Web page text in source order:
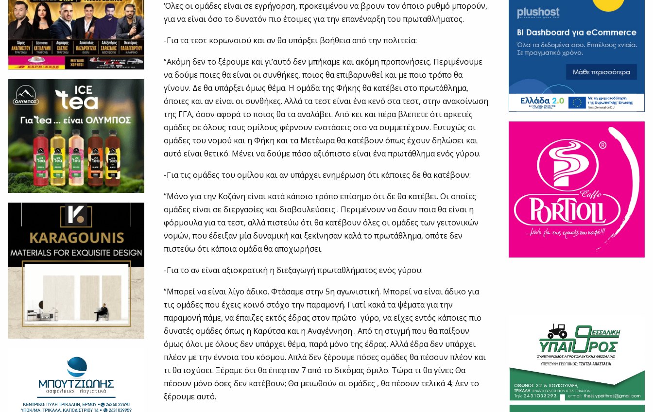
‘Ολες οι ομάδες είναι σε εγρήγορση, προκειμένου να βρουν τον όποιο ρυθμό μπορούν,
για να είναι όσο το δυνατόν πιο έτοιμες για την επανέναρξη του πρωταθλήματος.
-Για τα τεστ κορωνοιού και αν θα υπάρξει βοήθεια από την πολιτεία:
“Ακόμη δεν το ξέρουμε και γι’αυτό δεν μπήκαμε και ακόμη προπονήσεις. Περιμένουμε
να δούμε ποιες θα είναι οι συνθήκες, ποιος θα επιβαρυνθεί και με ποιο τρόπο θα
γίνουν. Δε θα υπάρξει όμως θέμα. Η ομάδα της Φήκης θα κατέβει στο πρωτάθλημα,
όποιες και αν είναι οι συνθήκες. Αλλά τα τεστ είναι ένα κενό στα τεστ, στην ανακοίνωση
της ΓΓΑ, όσον αφορά το ποιος θα τα αναλάβει. Από κει και πέρα βλεπετε ότι αρκετές
ομάδες σε όλους τους ομίλους φέρνουν ενστάσεις στο να συμμετέχουν. Ευτυχώς οι
ομάδες του νομού και η Φήκη και τα Μετέωρα θα κατέβουν όπως έχουν δηλώσει και
αυτό είναι θετικό. Μένει να δούμε πόσο αξιόπιστο είναι ένα πρωτάθλημα ενός γύρου.
-Για τις ομάδες του ομίλου και αν υπάρχει ενημέρωση ότι κάποιες δε θα κατέβουν:
“Μόνο για την Κοζάνη είναι κατά κάποιο τρόπο επίσημο ότι δε θα κατέβει. Οι οποίες
ομάδες είναι σε διεργασίες και διαβουλεύσεις . Περιμένουν να δουν ποια θα είναι η
φόρμουλα για τα τεστ, αλλά πιστεύω ότι θα κατέβουν όλες οι ομάδες των γειτονικών
νομών, που έδειξαν μία δυναμική και ξεκίνησαν καλά το πρωτάθλημα, οπότε δεν
πιστεύω ότι κάποια ομάδα θα αποχωρήσει.
-Για το αν είναι αξιοκρατική η διεξαγωγή πρωταθλήματος ενός γύρου:
“Μπορεί να είναι λίγο άδικο. Φτάσαμε στην 5η αγωνιστική. Μπορεί να είναι άδικο για
τις ομάδες που έχεις κοινό στόχο την παραμονή. Γιατί κακά τα ψέματα για την
παραμονή πάμε, να έπαιζες εκτός έδρας στον πρώτο γύρο, να είχες εντός κάποιες πιο
δυνατές ομάδες όπως η Καρύτσα και η Αναγέννηση . Από τη στιγμή που θα παίξουν
όμως όλοι με όλους δεν υπάρχει θέμα, παρά μόνο της έδρας. Αλλά έδρα δεν υπάρχει
πλέον με την έννοια του κόσμου. Απλά δεν ξέρουμε πόσες ομάδες θα πέσουν πλέον και
τι θα ισχύσει. Ξέραμε ότι θα έπεφταν 7 από το δικό΄μας όμιλο. Τώρα τι θα γίνει; Θα
πέσουν μόνο όσες δεν κατέβουν; Θα μειωθούν οι ομάδες , θα πέσουν τελικά 4; Δεν το
ξέρουμε αυτό.